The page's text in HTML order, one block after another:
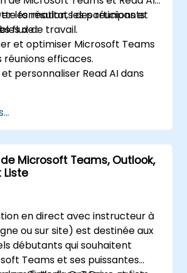
les résultats des réunions et
flux de travail.
formation, les participants
de :
et optimiser Microsoft Teams
réunions efficaces.
personnaliser Read AI dans
résumés, les transcriptions et
de la participation.
la collaboration, le suivi des
les actions à suivre après la
des stratégies avancées et des
Microsoft Teams, Outlook,
Liste
en direct avec instructeur à
ou sur site) est destinée aux
débutants qui souhaitent
Teams et ses puissantes